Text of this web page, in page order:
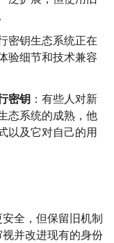
密钥生态系统正在
验细节和技术兼容
密钥 ：有些人对新
态系统的成熟，他
以及它对自己的用
全，但保留旧机制
并改进现有的身份